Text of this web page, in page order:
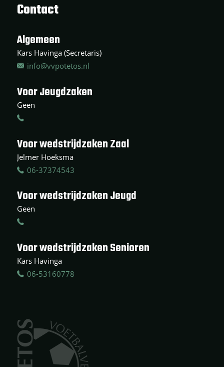
Contact
Algemeen
Kars Havinga (Secretaris)
info@vvpotetos.nl
Voor Jeugdzaken
Geen
Voor wedstrijdzaken Zaal
Jelmer Hoeksma
06-37374543
Voor wedstrijdzaken Jeugd
Geen
Voor wedstrijdzaken Senioren
Kars Havinga
06-53160778